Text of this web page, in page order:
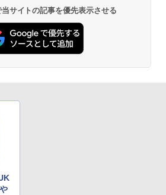
サイトの記事を優先表示させる